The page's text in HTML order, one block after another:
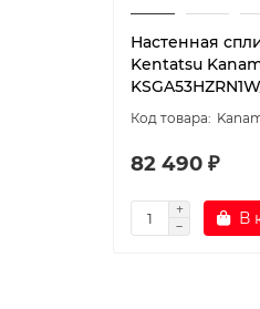
Настенная
Kentatsu
82 490 ₽
В